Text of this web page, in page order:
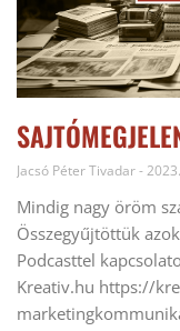
Jacsó Péter Tivadar
Mindig nagy öröm
Összegyűjtöttük
Podcasttel
Kreativ.hu https://